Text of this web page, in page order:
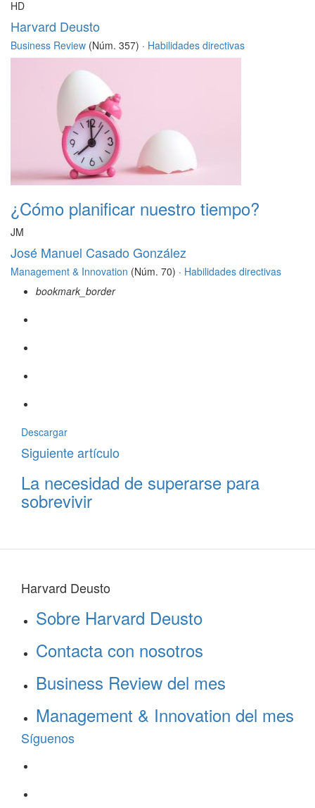
HD
Harvard Deusto
Business Review (Núm. 357) · Habilidades directivas
¿Cómo planificar nuestro tiempo?
JM
José Manuel Casado González
Management & Innovation (Núm. 70) · Habilidades directivas
bookmark_border
Descargar
Siguiente artículo
La necesidad de superarse para
sobrevivir
Harvard Deusto
Sobre Harvard Deusto
Contacta con nosotros
Business Review del mes
Management & Innovation del mes
Síguenos